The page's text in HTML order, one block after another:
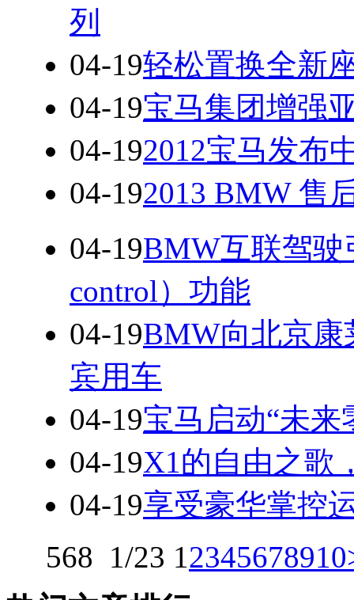
列
04-19轻松置换全新
04-19宝马集团增强
04-192012宝马发布
04-192013 BMW 售
04-19BMW互联驾驶
control）功能
04-19BMW向北京康
宾用车
04-19宝马启动“未
04-19X1的自由之歌
04-19享受豪华掌控
568 1/23 12345678910